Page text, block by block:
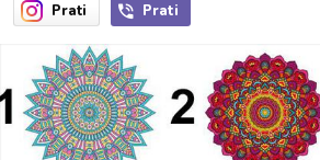
Prati Prati